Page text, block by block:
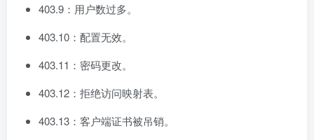
403.9：用户数过多。
403.10：配置无效。
403.11：密码更改。
403.12：拒绝访问映射表。
403.13：客户端证书被吊销。